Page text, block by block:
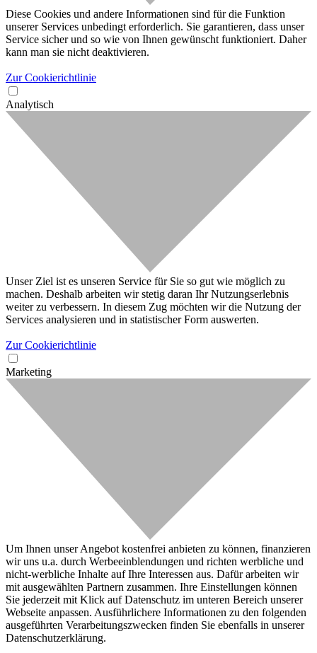
Diese Cookies und andere Informationen sind für die Funktion
unserer Services unbedingt erforderlich. Sie garantieren, dass unser
Service sicher und so wie von Ihnen gewünscht funktioniert. Daher
kann man sie nicht deaktivieren.
Zur Cookierichtlinie
Analytisch
Unser Ziel ist es unseren Service für Sie so gut wie möglich zu
machen. Deshalb arbeiten wir stetig daran Ihr Nutzungserlebnis
weiter zu verbessern. In diesem Zug möchten wir die Nutzung der
Services analysieren und in statistischer Form auswerten.
Zur Cookierichtlinie
Marketing
Um Ihnen unser Angebot kostenfrei anbieten zu können, finanzieren
wir uns u.a. durch Werbeeinblendungen und richten werbliche und
nicht-werbliche Inhalte auf Ihre Interessen aus. Dafür arbeiten wir
mit ausgewählten Partnern zusammen. Ihre Einstellungen können
Sie jederzeit mit Klick auf Datenschutz im unteren Bereich unserer
Webseite anpassen. Ausführlichere Informationen zu den folgenden
ausgeführten Verarbeitungszwecken finden Sie ebenfalls in unserer
Datenschutzerklärung.